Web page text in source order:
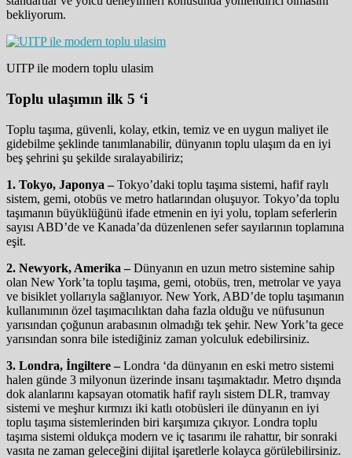
bekliyorum.
UITP ile modern toplu ulasim
Toplu ulaşımın ilk 5 ‘i
Toplu taşıma, güvenli, kolay, etkin, temiz ve en uygun maliyet ile
gidebilme şeklinde tanımlanabilir, dünyanın toplu ulaşım da en iyi
beş şehrini şu şekilde sıralayabiliriz;
1. Tokyo, Japonya –Tokyo’daki toplu taşıma sistemi, hafif raylı
sistem, gemi, otobüs ve metro hatlarından oluşuyor. Tokyo’da toplu
taşımanın büyüklüğünü ifade etmenin en iyi yolu, toplam seferlerin
sayısı ABD’de ve Kanada’da düzenlenen sefer sayılarının toplamına
eşit.
2. Newyork, Amerika –Dünyanın en uzun metro sistemine sahip
olan New York’ta toplu taşıma, gemi, otobüs, tren, metrolar ve yaya
ve bisiklet yollarıyla sağlanıyor. New York, ABD’de toplu taşımanın
kullanımının özel taşımacılıktan daha fazla olduğu ve nüfusunun
yarısından çoğunun arabasının olmadığı tek şehir. New York’ta gece
yarısından sonra bile istediğiniz zaman yolculuk edebilirsiniz.
3. Londra, İngiltere –Londra ‘da dünyanın en eski metro sistemi
halen günde 3 milyonun üzerinde insanı taşımaktadır. Metro dışında
dok alanlarını kapsayan otomatik hafif raylı sistem DLR, tramvay
sistemi ve meşhur kırmızı iki katlı otobüsleri ile dünyanın en iyi
toplu taşıma sistemlerinden biri karşımıza çıkıyor. Londra toplu
taşıma sistemi oldukça modern ve iç tasarımı ile rahattır, bir sonraki
vasıta ne zaman geleceğini dijital işaretlerle kolayca görülebilirsiniz.